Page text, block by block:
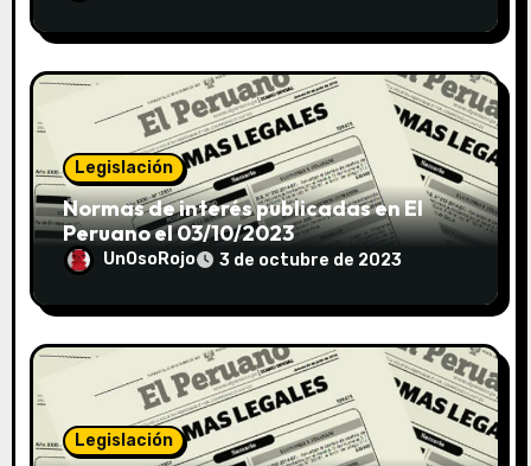
Legislación
Normas de interés publicadas en El
Peruano el 03/10/2023
UnOsoRojo 3 de octubre de 2023
Legislación